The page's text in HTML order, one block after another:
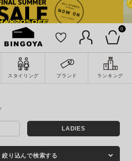
0
スタイリング ブランド ランキング
詳細検索
LADIES
絞り込んで検索する